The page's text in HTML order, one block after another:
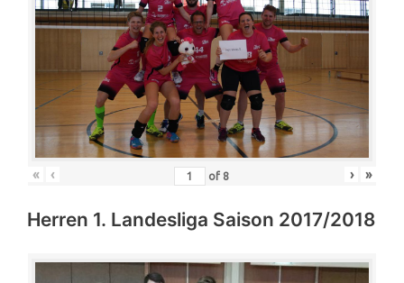
« ‹ of 8 › »
Herren 1. Landesliga Saison 2017/2018